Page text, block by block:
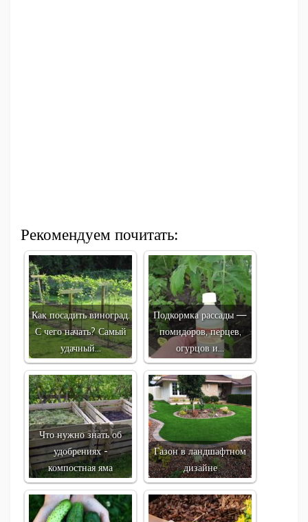
Рекомендуем почитать:
Как посадить виноград.
С чего начать? Самый
удачный…
Подкормка рассады —
помидоров, перцев,
огурцов и…
Что нужно знать об
удобрениях -
компостная яма
Газон в ландшафтном
дизайне